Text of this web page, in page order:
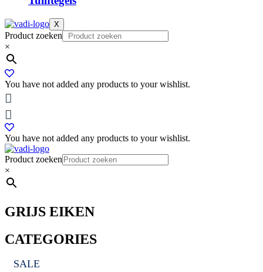
X
Product zoeken
×
You have not added any products to your wishlist.
You have not added any products to your wishlist.
Product zoeken
×
GRIJS EIKEN
CATEGORIES
SALE